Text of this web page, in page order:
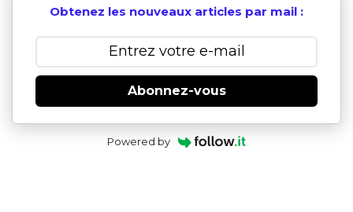
Obtenez les nouveaux articles par mail :
Abonnez-vous
Powered by